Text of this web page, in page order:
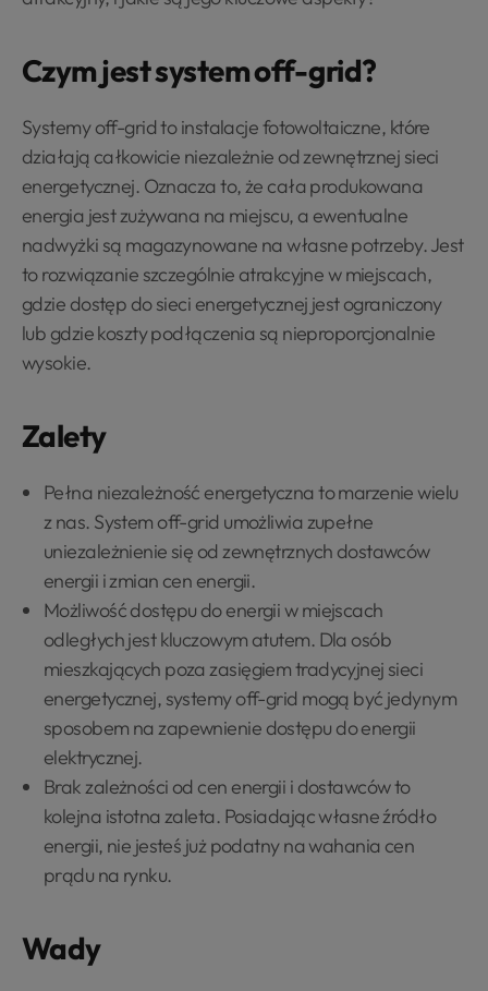
Czym jest system off-grid?
Systemy off-grid to instalacje fotowoltaiczne, które
działają całkowicie niezależnie od zewnętrznej sieci
energetycznej. Oznacza to, że cała produkowana
energia jest zużywana na miejscu, a ewentualne
nadwyżki są magazynowane na własne potrzeby. Jest
to rozwiązanie szczególnie atrakcyjne w miejscach,
gdzie dostęp do sieci energetycznej jest ograniczony
lub gdzie koszty podłączenia są nieproporcjonalnie
wysokie.
Zalety
Pełna niezależność energetyczna to marzenie wielu
z nas. System off-grid umożliwia zupełne
uniezależnienie się od zewnętrznych dostawców
energii i zmian cen energii.
Możliwość dostępu do energii w miejscach
odległych jest kluczowym atutem. Dla osób
mieszkających poza zasięgiem tradycyjnej sieci
energetycznej, systemy off-grid mogą być jedynym
sposobem na zapewnienie dostępu do energii
elektrycznej.
Brak zależności od cen energii i dostawców to
kolejna istotna zaleta. Posiadając własne źródło
energii, nie jesteś już podatny na wahania cen
prądu na rynku.
Wady